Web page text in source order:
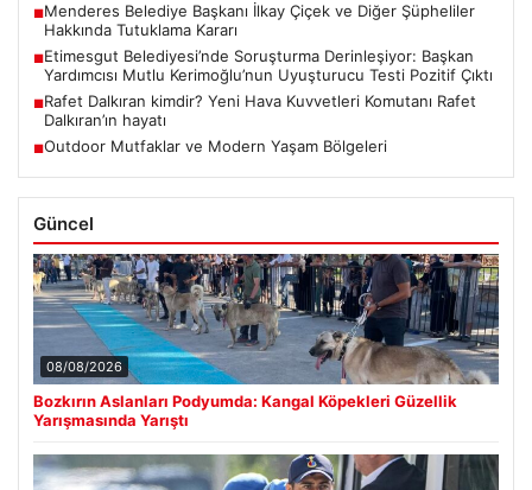
■Menderes Belediye Başkanı İlkay Çiçek ve Diğer Şüpheliler
Hakkında Tutuklama Kararı
■Etimesgut Belediyesi’nde Soruşturma Derinleşiyor: Başkan
Yardımcısı Mutlu Kerimoğlu’nun Uyuşturucu Testi Pozitif Çıktı
■Rafet Dalkıran kimdir? Yeni Hava Kuvvetleri Komutanı Rafet
Dalkıran’ın hayatı
■Outdoor Mutfaklar ve Modern Yaşam Bölgeleri
Güncel
08/08/2026
Bozkırın Aslanları Podyumda: Kangal Köpekleri Güzellik
Yarışmasında Yarıştı